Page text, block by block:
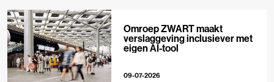
Omroep ZWART maakt
verslaggeving inclusiever met
eigen AI-tool
09-07-2026